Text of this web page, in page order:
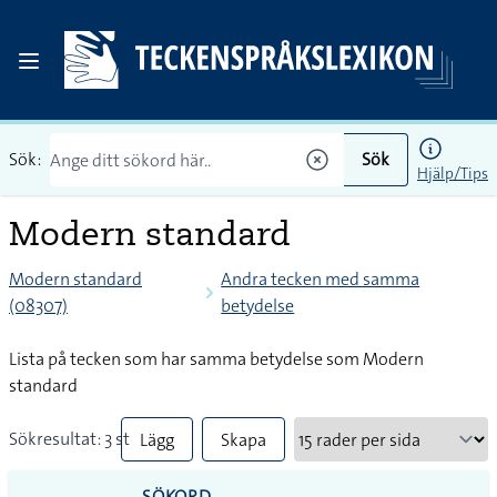
Sök: Sök
Hjälp/Tips
Modern standard
Modern standard
(08307)
Andra tecken med samma
betydelse
Lista på tecken som har samma betydelse som Modern
standard
Sökresultat: 3 st Lägg
till
Skapa